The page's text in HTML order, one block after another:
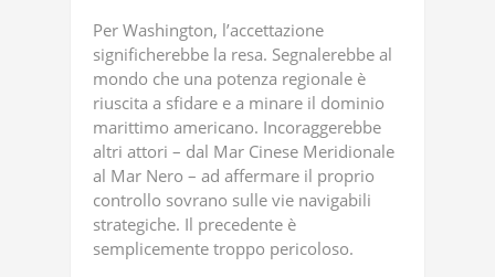
Per Washington, l’accettazione
significherebbe la resa. Segnalerebbe al
mondo che una potenza regionale è
riuscita a sfidare e a minare il dominio
marittimo americano. Incoraggerebbe
altri attori – dal Mar Cinese Meridionale
al Mar Nero – ad affermare il proprio
controllo sovrano sulle vie navigabili
strategiche. Il precedente è
semplicemente troppo pericoloso.